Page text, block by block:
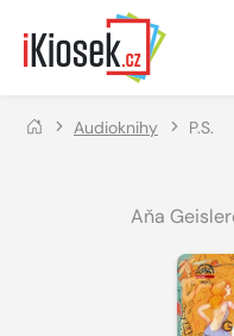
Přejít na hlavní obsah
Audioknihy P.S.
Aňa